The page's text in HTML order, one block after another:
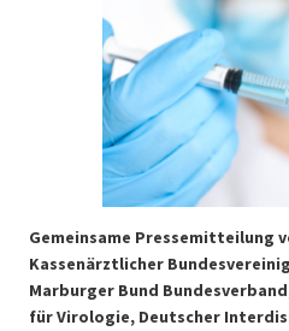
Gemeinsame Pressemitteilung
Kassenärztlicher
Marburger Bund
für Virologie, Deutscher